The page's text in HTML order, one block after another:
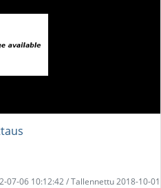
07-06 10:12:42 / Tallennettu 2018-10-01